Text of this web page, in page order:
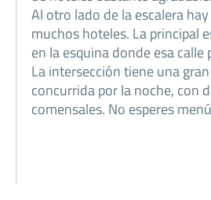
Al otro lado de la escalera
muchos hoteles. La principal
en la esquina donde esa
La intersección tiene una
concurrida por la noche, con
comensales. No esperes